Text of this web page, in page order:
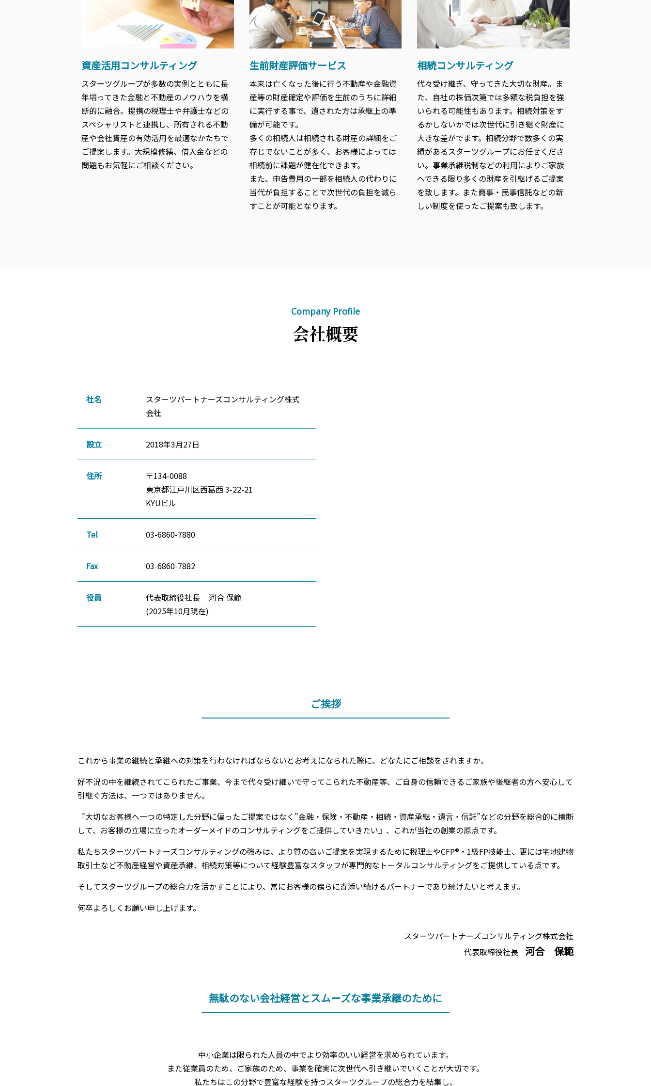
資産活用コンサルティング
スターツグループが多数の実例とともに長
年培ってきた金融と不動産のノウハウを横
断的に融合。提携の税理士や弁護士などの
スペシャリストと連携し、所有される不動
産や会社資産の有効活用を最適なかたちで
ご提案します。大規模修繕、借入金などの
問題もお気軽にご相談ください。
生前財産評価サービス
本来は亡くなった後に行う不動産や金融資
産等の財産確定や評価を生前のうちに詳細
に実行する事で、遺された方は承継上の準
備が可能です。
多くの相続人は相続される財産の詳細をご
存じでないことが多く、お客様によっては
相続前に課題が健在化できます。
また、申告費用の一部を相続人の代わりに
当代が負担することで次世代の負担を減ら
すことが可能となります。
相続コンサルティング
代々受け継ぎ、守ってきた大切な財産。ま
た、自社の株価次第では多額な税負担を強
いられる可能性もあります。相続対策をす
るかしないかでは次世代に引き継ぐ財産に
大きな差がでます。相続分野で数多くの実
績があるスターツグループにお任せくださ
い。事業承継税制などの利用によりご家族
へできる限り多くの財産を引継げるご提案
を致します。また商事・民事信託などの新
しい制度を使ったご提案も致します。
Company Profile
会社概要
社名
スターツパートナーズコンサルティング株式
会社
設立 2018年3月27日
住所
〒134-0088
東京都江戸川区西葛西 3-22-21
KYUビル
Tel 03-6860-7880
Fax 03-6860-7882
役員 代表取締役社長
河合 保範
(2025年10月現在)
ご挨拶
これから事業の継続と承継への対策を行わなければならないとお考えになられた際に、どなたにご相談をされますか。
好不況の中を継続されてこられたご事業、今まで代々受け継いで守ってこられた不動産等、ご自身の信頼できるご家族や後継者の方へ安心して
引継ぐ方法は、一つではありません。
『大切なお客様へ一つの特定した分野に偏ったご提案ではなく”金融・保険・不動産・相続・資産承継・遺言・信託”などの分野を総合的に横断
して、お客様の立場に立ったオーダーメイドのコンサルティングをご提供していきたい』、これが当社の創業の原点です。
私たちスターツパートナーズコンサルティングの強みは、より質の高いご提案を実現するために税理士やCFP®・1級FP技能士、更には宅地建物
取引士など不動産経営や資産承継、相続対策等について経験豊富なスタッフが専門的なトータルコンサルティングをご提供している点です。
そしてスターツグループの総合力を活かすことにより、常にお客様の傍らに寄添い続けるパートナーであり続けたいと考えます。
何卒よろしくお願い申し上げます。
スターツパートナーズコンサルティング株式会社
代表取締役社長 河合 保範
無駄のない会社経営とスムーズな事業承継のために
中小企業は限られた人員の中でより効率のいい経営を求められています。
また従業員のため、ご家族のため、事業を確実に次世代へ引き継いでいくことが大切です。
私たちはこの分野で豊富な経験を持つスターツグループの総合力を結集し、